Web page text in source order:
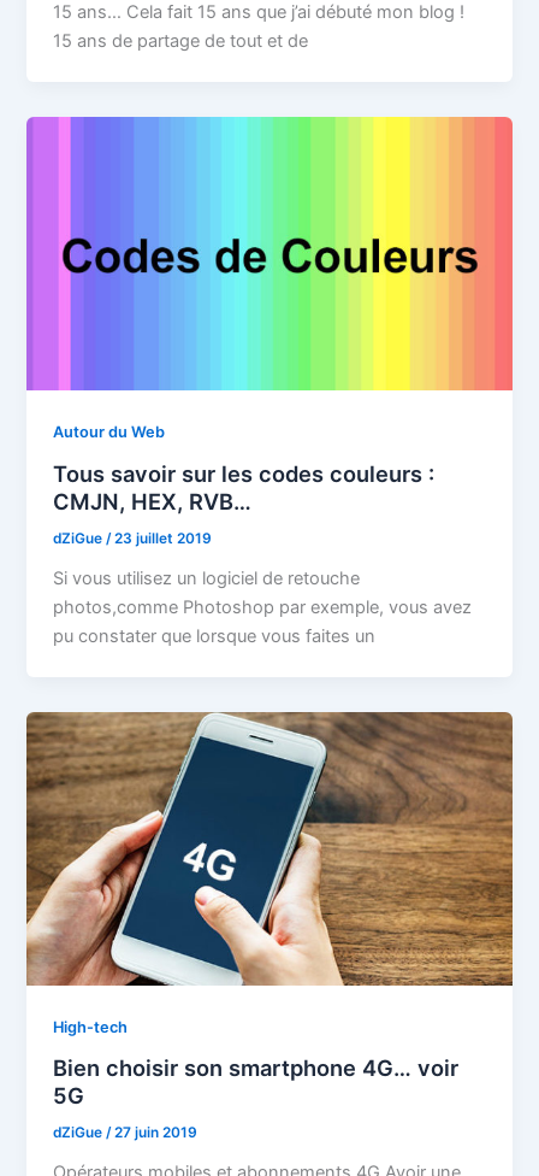
15 ans… Cela fait 15 ans que j’ai débuté mon blog !
15 ans de partage de tout et de
Autour du Web
Tous savoir sur les codes couleurs :
CMJN, HEX, RVB…
dZiGue/23 juillet 2019
Si vous utilisez un logiciel de retouche
photos,comme Photoshop par exemple, vous avez
pu constater que lorsque vous faites un
High-tech
Bien choisir son smartphone 4G… voir
5G
dZiGue/27 juin 2019